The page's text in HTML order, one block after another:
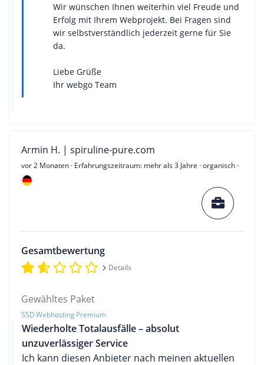
Wir wünschen Ihnen weiterhin viel Freude und
Erfolg mit Ihrem Webprojekt. Bei Fragen sind
wir selbstverständlich jederzeit gerne für Sie
da.
Liebe Grüße
Ihr webgo Team
Armin H. | spiruline-pure.com
vor 2 Monaten · Erfahrungszeitraum: mehr als 3 Jahre · organisch ·
Gesamtbewertung
Details
Gewähltes Paket
SSD Webhosting Premium
Wiederholte Totalausfälle – absolut
unzuverlässiger Service
Ich kann diesen Anbieter nach meinen aktuellen